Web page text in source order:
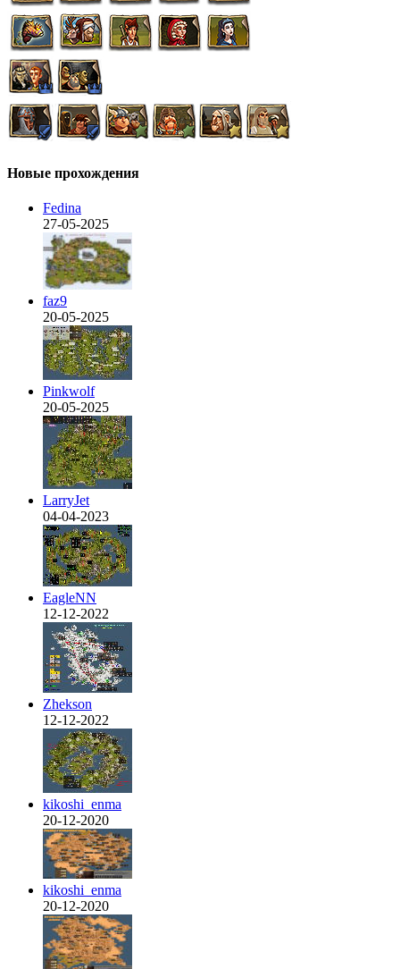
Новые прохождения
Fedina
27-05-2025
faz9
20-05-2025
Pinkwolf
20-05-2025
LarryJet
04-04-2023
EagleNN
12-12-2022
Zhekson
12-12-2022
kikoshi_enma
20-12-2020
kikoshi_enma
20-12-2020